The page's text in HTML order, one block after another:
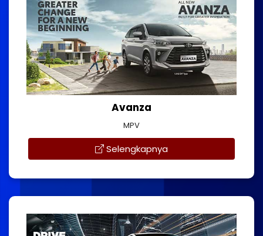
Avanza
MPV
Selengkapnya